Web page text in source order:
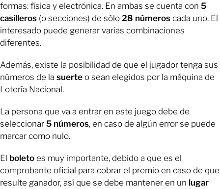
formas: física y electrónica. En ambas se cuenta con 5
casilleros (o secciones) de sólo 28 números cada uno. El
interesado puede generar varias combinaciones
diferentes.
Además, existe la posibilidad de que el jugador tenga sus
números de la suerte o sean elegidos por la máquina de
Lotería Nacional.
La persona que va a entrar en este juego debe de
seleccionar 5 números, en caso de algún error se puede
marcar como nulo.
El boleto es muy importante, debido a que es el
comprobante oficial para cobrar el premio en caso de que
resulte ganador, así que se debe mantener en un lugar